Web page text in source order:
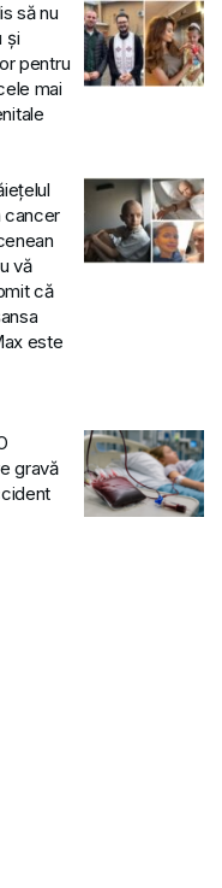
să nu
și
pentru
mai
cancer
vă
că
este
gravă